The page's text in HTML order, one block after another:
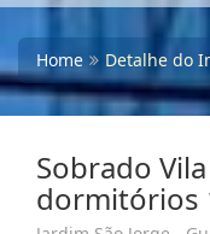
Home Detalhe do
Sobrado
dormitórios